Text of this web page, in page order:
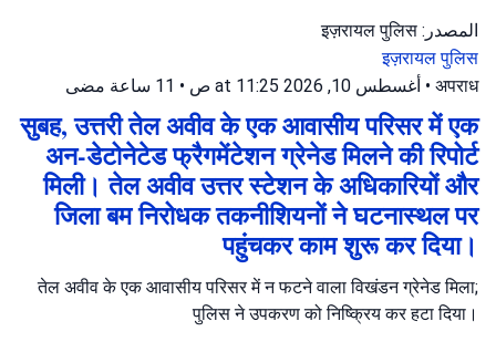
المصدر: इज़रायल पुलिस
इज़रायल पुलिस
अपराध
• أغسطس 10, 2026 at 11:25 ص • 11 ساعة مضى
सुबह, उत्तरी तेल अवीव के एक आवासीय परिसर में एक
अन-डेटोनेटेड फ्रैगमेंटेशन ग्रेनेड मिलने की रिपोर्ट
मिली। तेल अवीव उत्तर स्टेशन के अधिकारियों और
जिला बम निरोधक तकनीशियनों ने घटनास्थल पर
पहुंचकर काम शुरू कर दिया।
तेल अवीव के एक आवासीय परिसर में न फटने वाला विखंडन ग्रेनेड मिला;
पुलिस ने उपकरण को निष्क्रिय कर हटा दिया।